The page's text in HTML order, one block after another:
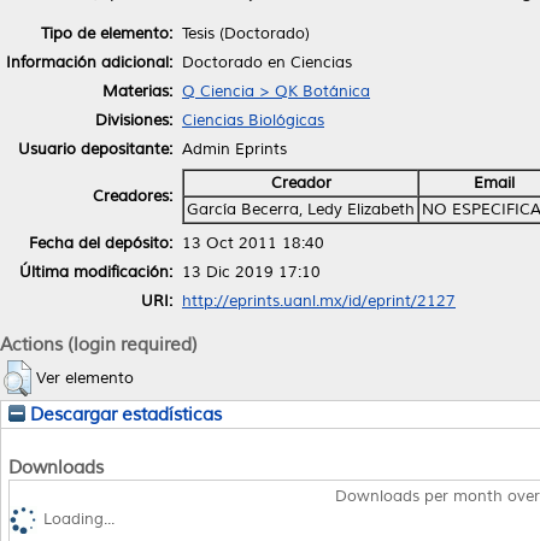
Tipo de elemento: Tesis (Doctorado)
Información adicional: Doctorado en Ciencias
Materias: Q Ciencia > QK Botánica
Divisiones: Ciencias Biológicas
Usuario depositante: Admin Eprints
Creadores:
Creador
Email
García Becerra, Ledy Elizabeth NO
Fecha del depósito: 13 Oct 2011 18:40
Última modificación: 13 Dic 2019 17:10
URI: http://eprints.uanl.mx/id/eprint/2127
Actions (login required)
Ver elemento
Descargar estadísticas
Downloads
Downloads per month
Loading...